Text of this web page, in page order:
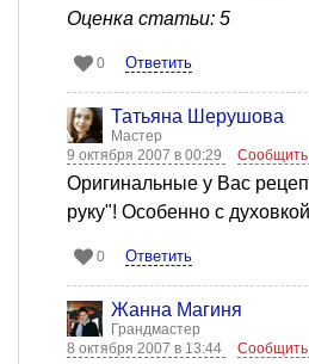
Оценка статьи: 5
0 Ответить
Татьяна Шерушова
Мастер
9 октября 2007 в 00:29
Сообщить
Оригинальные у Вас
руку"! Особенно с
0 Ответить
Жанна Магиня
Грандмастер
8 октября 2007 в 13:44
Сообщить